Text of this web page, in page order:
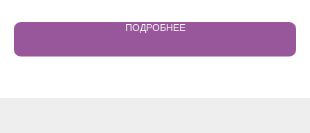
ПОДРОБНЕЕ